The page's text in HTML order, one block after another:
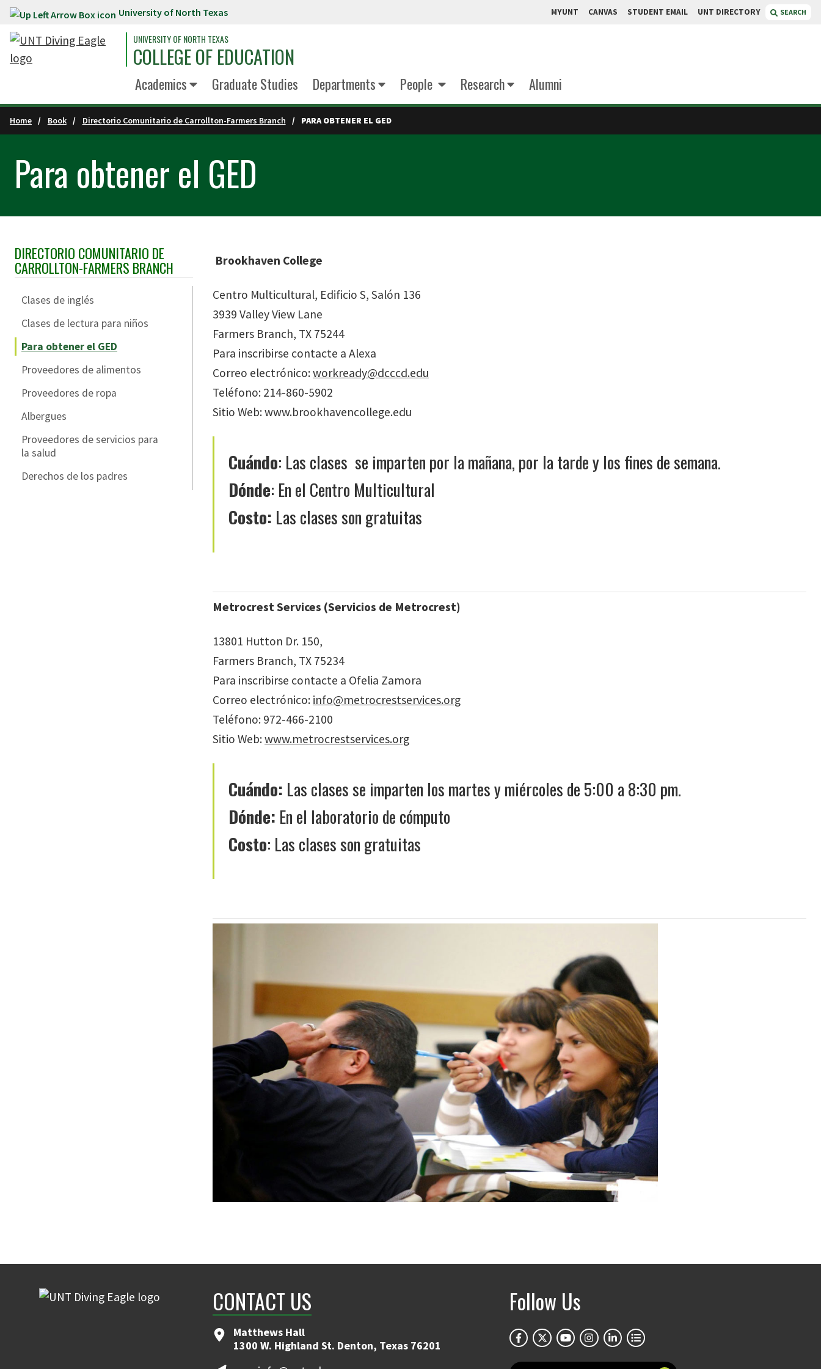
Skip to main content University of North Texas MYUNT CANVAS STUDENT EMAIL UNT DIRECTORY SEARCH
UNIVERSITY OF NORTH TEXAS
COLLEGE OF EDUCATION
Academics Graduate Studies Departments People Research Alumni
Home Book Directorio Comunitario de Carrollton-Farmers Branch PARA OBTENER EL GED
Para obtener el GED
Skip Section Navigation
DIRECTORIO COMUNITARIO DE
CARROLLTON-FARMERS BRANCH
Clases de inglés
Clases de lectura para niños
Para obtener el GED
Proveedores de alimentos
Proveedores de ropa
Albergues
Proveedores de servicios para
la salud
Derechos de los padres
Brookhaven College
Centro Multicultural, Edificio S, Salón 136
3939 Valley View Lane
Farmers Branch, TX 75244
Para inscribirse contacte a Alexa
Correo electrónico:workready@dcccd.edu
Teléfono: 214-860-5902
Sitio Web: www.brookhavencollege.edu
Cuándo: Las clases se imparten por la mañana, por la tarde y los fines de semana.
Dónde: En el Centro Multicultural
Costo: Las clases son gratuitas
Metrocrest Services (Servicios de Metrocrest)
13801 Hutton Dr. 150,
Farmers Branch, TX 75234
Para inscribirse contacte a Ofelia Zamora
Correo electrónico: info@metrocrestservices.org
Teléfono: 972-466-2100
Sitio Web:www.metrocrestservices.org
Cuándo: Las clases se imparten los martes y miércoles de 5:00 a 8:30 pm.
Dónde: En el laboratorio de cómputo
Costo: Las clases son gratuitas
CONTACT US
Matthews Hall
1300 W. Highland St. Denton, Texas 76201
Follow Us